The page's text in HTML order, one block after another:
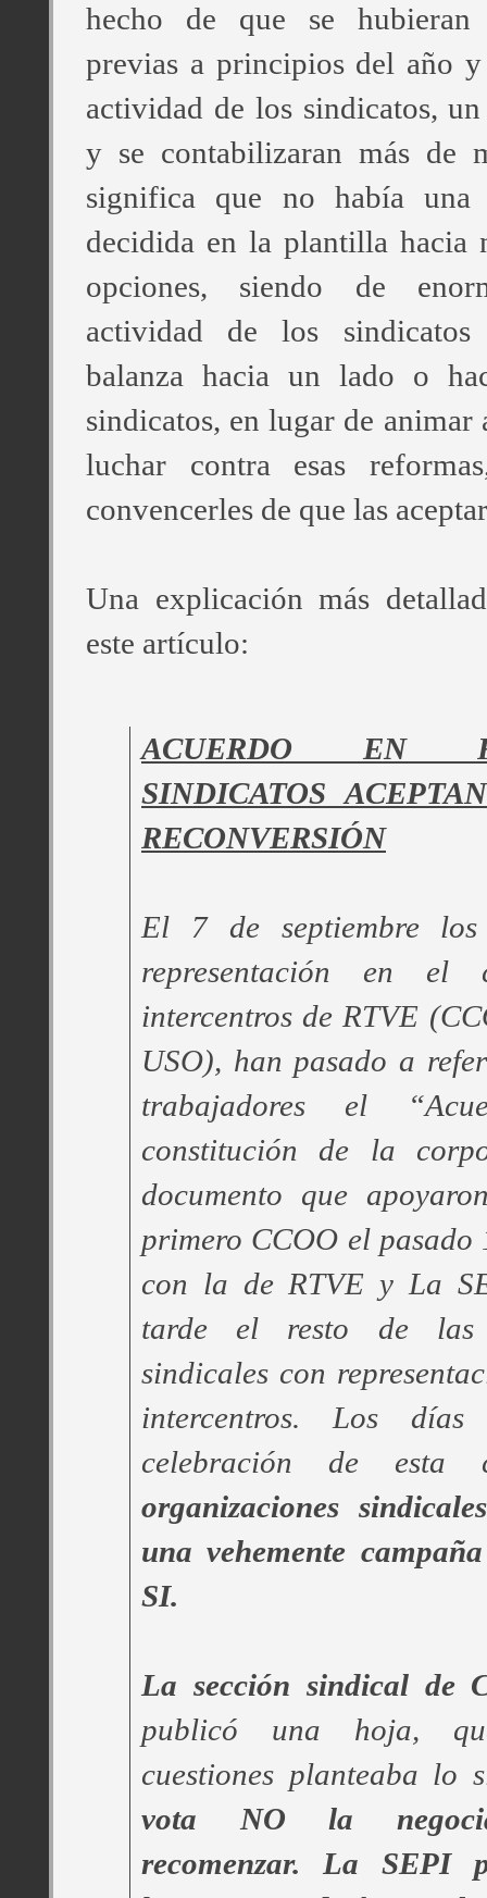
hecho de que se hubieran
previas a principios del año
actividad de los sindicatos,
y se contabilizaran más de
significa que no había
decidida en la plantilla hacia
opciones, siendo de
actividad de los
balanza hacia un lado o
sindicatos, en lugar de animar
luchar contra esas
convencerles de que las
Una explicación más
este artículo:
ACUERDO EN
SINDICATOS
RECONVERSIÓN
El 7 de septiembre los
representación en el
intercentros de RTVE
USO), han pasado a
trabajadores el
constitución de la
documento que
primero CCOO el
con la de RTVE y La
tarde el resto de las
sindicales con
intercentros. Los
celebración de esta
organizaciones
una vehemente
SI.
La sección sindical de
publicó una hoja,
cuestiones planteaba lo
vota NO la
recomenzar. La SEPI